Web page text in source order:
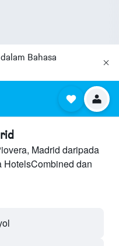
Bahasa
Madrid daripada
HotelsCombined dan